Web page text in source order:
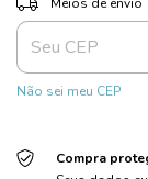
Não sei meu CEP
Compra